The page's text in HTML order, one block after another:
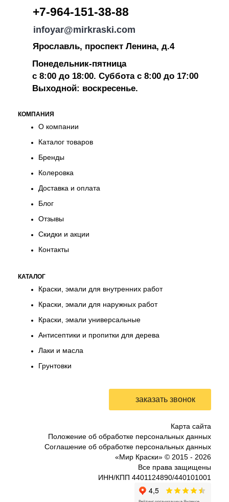
+7-964-151-38-88
infoyar@mirkraski.com
Ярославль, проспект Ленина, д.4
Понедельник-пятница
с 8:00 до 18:00. Суббота с 8:00 до 17:00
Выходной: воскресенье.
КОМПАНИЯ
О компании
Каталог товаров
Бренды
Колеровка
Доставка и оплата
Блог
Отзывы
Скидки и акции
Контакты
КАТАЛОГ
Краски, эмали для внутренних работ
Краски, эмали для наружных работ
Краски, эмали универсальные
Антисептики и пропитки для дерева
Лаки и масла
Грунтовки
Карта сайта
Положение об обработке персональных данных
Соглашение об обработке персональных данных
«Мир Краски» © 2015 - 2026
Все права защищены
ИНН/КПП 4401124890/440101001